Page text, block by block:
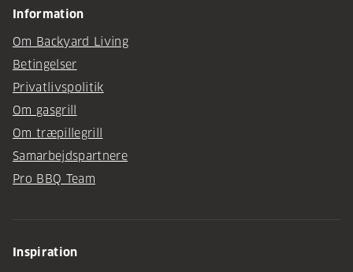
Information
Om Backyard Living
Betingelser
Privatlivspolitik
Om gasgrill
Om træpillegrill
Samarbejdspartnere
Pro BBQ Team
Inspiration